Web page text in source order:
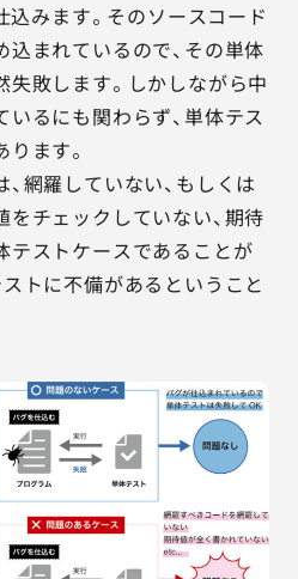
みます。そのソースコード
まれているので、その単体
敗します。しかしながら中
るにも関わらず、単体テス
ます。
網羅していない、もしくは
チェックしていない、期待
テストケースであることが
トに不備があるということ